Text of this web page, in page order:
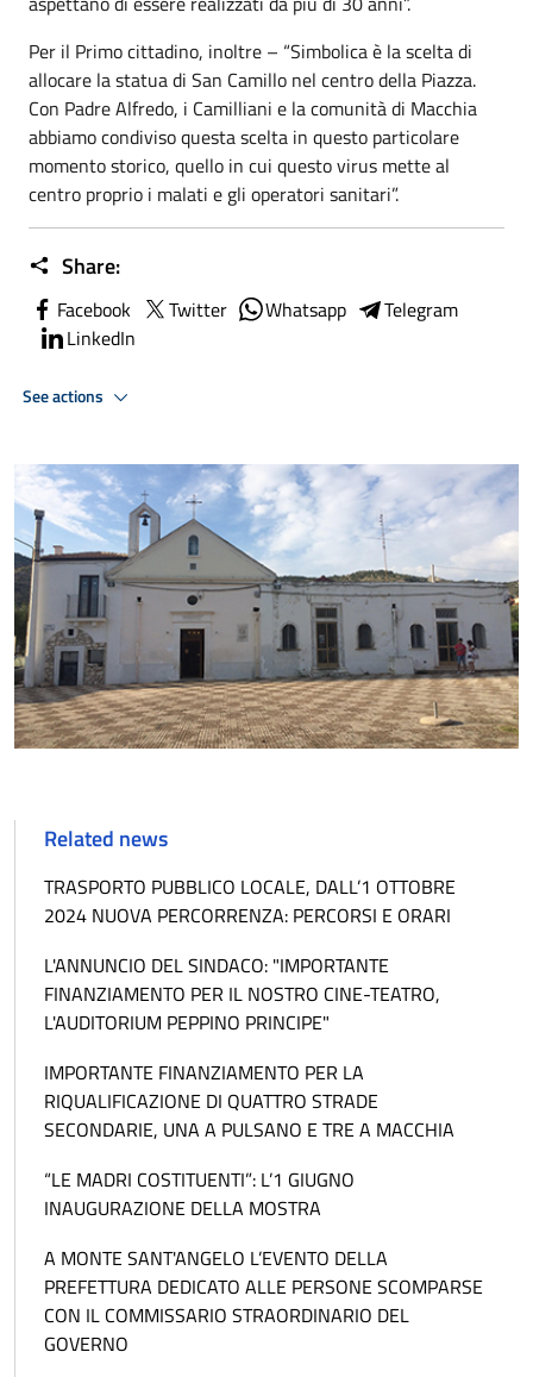
Per il Primo cittadino, inoltre – “Simbolica è la scelta di
allocare la statua di San Camillo nel centro della Piazza.
Con Padre Alfredo, i Camilliani e la comunità di Macchia
abbiamo condiviso questa scelta in questo particolare
momento storico, quello in cui questo virus mette al
centro proprio i malati e gli operatori sanitari”.
Share:
Facebook Twitter Whatsapp
Telegram
LinkedIn
See actions
Related news
TRASPORTO PUBBLICO LOCALE, DALL’1 OTTOBRE
2024 NUOVA PERCORRENZA: PERCORSI E ORARI
L'ANNUNCIO DEL SINDACO: "IMPORTANTE
FINANZIAMENTO PER IL NOSTRO CINE-TEATRO,
L'AUDITORIUM PEPPINO PRINCIPE"
IMPORTANTE FINANZIAMENTO PER LA
RIQUALIFICAZIONE DI QUATTRO STRADE
SECONDARIE, UNA A PULSANO E TRE A MACCHIA
“LE MADRI COSTITUENTI”: L’1 GIUGNO
INAUGURAZIONE DELLA MOSTRA
A MONTE SANT'ANGELO L’EVENTO DELLA
PREFETTURA DEDICATO ALLE PERSONE SCOMPARSE
CON IL COMMISSARIO STRAORDINARIO DEL
GOVERNO